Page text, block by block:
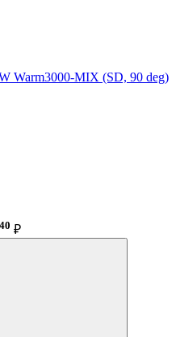
Warm3000-MIX (SD, 90 deg)
40 ₽